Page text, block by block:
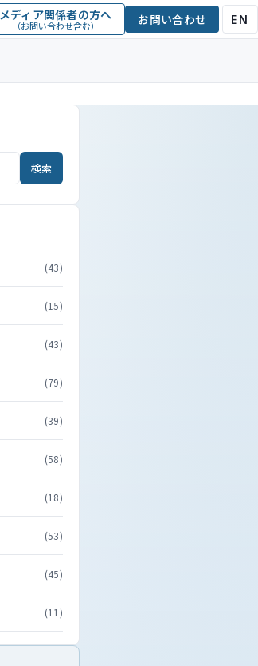
メディア関係者の方へ
（お問い合わせ含む） お問い合わせ EN
検索
(43)
(15)
(43)
(79)
(39)
(58)
(18)
(53)
(45)
(11)